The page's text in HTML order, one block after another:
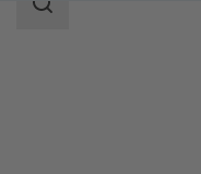
Ambito